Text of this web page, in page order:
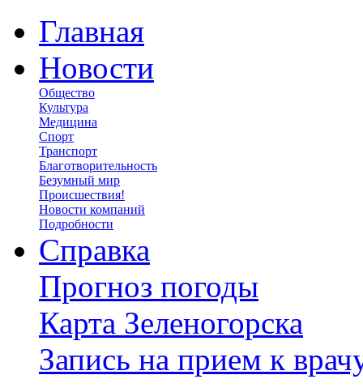
Главная
Новости
Общество
Культура
Медицина
Спорт
Транспорт
Благотворительность
Безумный мир
Происшествия!
Новости компаний
Подробности
Справка
Прогноз погоды
Карта Зеленогорска
Запись на прием к